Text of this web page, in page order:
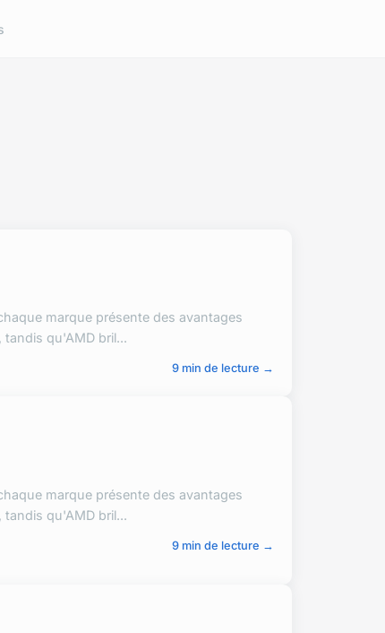
marque présente des avantages
qu'AMD bril...
9 min de lecture →
marque présente des avantages
qu'AMD bril...
9 min de lecture →